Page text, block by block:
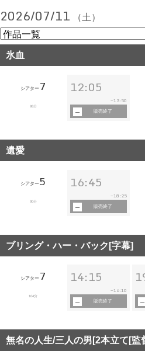
2026/07/11 （土）
氷血
シアター 7
98分
12:05
~13:50
販売終了
遺愛
シアター5
90分
16:45
~ 18:25
販売終了
ブリング・ハー・バック[字幕]
シアター 7
104分
14:15
~16:10
販売終了
無名の人生/三人の男[2本立て[監